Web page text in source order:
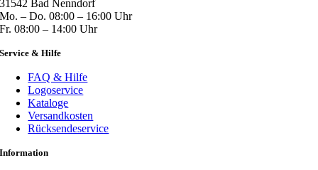
31542 Bad Nenndorf
Mo. – Do. 08:00 – 16:00 Uhr
Fr. 08:00 – 14:00 Uhr
Service & Hilfe
FAQ & Hilfe
Logoservice
Kataloge
Versandkosten
Rücksendeservice
Information